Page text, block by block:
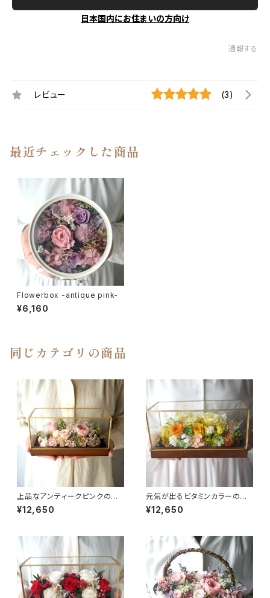
日本国内にお住まいの方向け
通報する
レビュー (3)
最近チェックした商品
Flowerbox -antique pink-
¥6,160
同じカテゴリの商品
上品なアンティークピンクのア
レンジメント -Iron gold (L)-
¥12,650
元気が出るビタミンカラーのア
レンジメント -Iron gold (L)-
¥12,650